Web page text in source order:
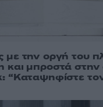
με την οργή του
και μπροστά στην
“Καταψηφίστε